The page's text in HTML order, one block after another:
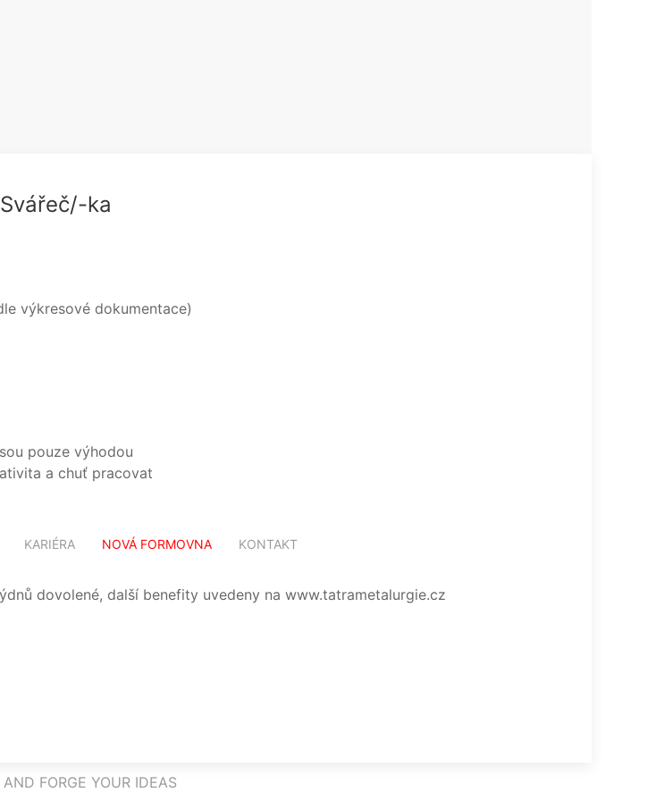
KARIÉRA NOVÁ FORMOVNA KONTAKT
Svářeč/-ka
výkresové dokumentace)
pouze výhodou
a chuť pracovat
dovolené, další benefity uvedeny na www.tatrametalurgie.cz
FORGE YOUR IDEAS